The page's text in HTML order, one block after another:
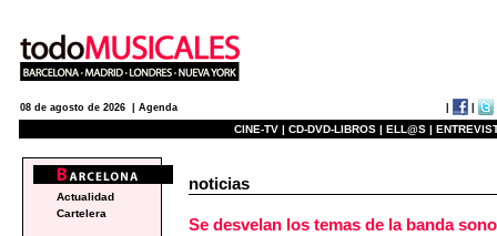
08 de agosto de 2026 | Agenda
CINE-TV | CD-DVD-LIBROS | ELL@S |
noticias
Se desvelan los temas de la banda
Actualidad
Cartelera